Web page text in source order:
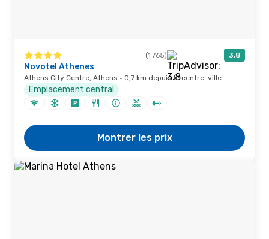
(1 765) 3,8
Novotel Athenes
Athens City Centre, Athens · 0,7 km depuis le centre-ville
Emplacement central
Montrer les prix